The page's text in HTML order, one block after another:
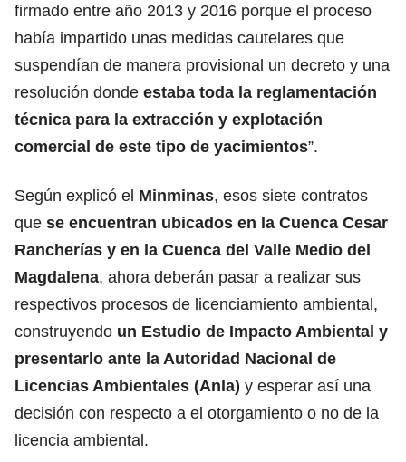
firmado entre año 2013 y 2016 porque el proceso
había impartido unas medidas cautelares que
suspendían de manera provisional un decreto y una
resolución donde estaba toda la reglamentación
técnica para la extracción y explotación
comercial de este tipo de yacimientos”.
Según explicó el Minminas, esos siete contratos
que se encuentran ubicados en la Cuenca Cesar
Rancherías y en la Cuenca del Valle Medio del
Magdalena, ahora deberán pasar a realizar sus
respectivos procesos de licenciamiento ambiental,
construyendo un Estudio de Impacto Ambiental y
presentarlo ante la Autoridad Nacional de
Licencias Ambientales (Anla) y esperar así una
decisión con respecto a el otorgamiento o no de la
licencia ambiental.